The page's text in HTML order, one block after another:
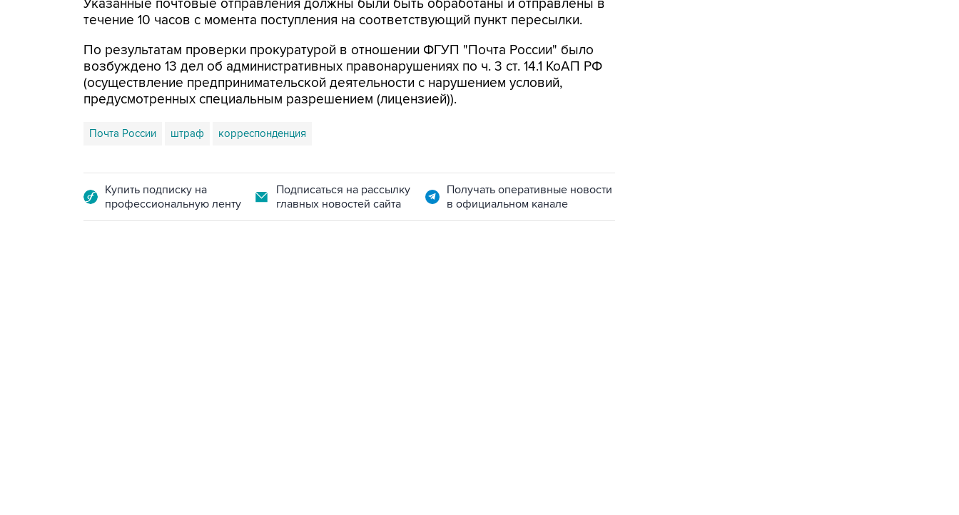
Указанные почтовые отправления должны были быть обработаны и отправлены в
течение 10 часов с момента поступления на соответствующий пункт пересылки.
По результатам проверки прокуратурой в отношении ФГУП "Почта России" было
возбуждено 13 дел об административных правонарушениях по ч. 3 ст. 14.1 КоАП РФ
(осуществление предпринимательской деятельности с нарушением условий,
предусмотренных специальным разрешением (лицензией)).
Почта России штраф корреспонденция
Купить подписку на
профессиональную ленту
Подписаться на рассылку
главных новостей сайта
Получать оперативные новости
в официальном канале